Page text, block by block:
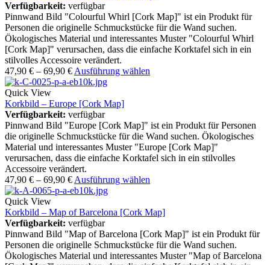
Verfügbarkeit: verfügbar
Pinnwand Bild "Colourful Whirl [Cork Map]" ist ein Produkt für
Personen die originelle Schmuckstücke für die Wand suchen.
Ökologisches Material und interessantes Muster "Colourful Whirl
[Cork Map]" verursachen, dass die einfache Korktafel sich in ein
stilvolles Accessoire verändert.
47,90 € – 69,90 € Ausführung wählen
Quick View
Korkbild – Europe [Cork Map]
Verfügbarkeit: verfügbar
Pinnwand Bild "Europe [Cork Map]" ist ein Produkt für Personen
die originelle Schmuckstücke für die Wand suchen. Ökologisches
Material und interessantes Muster "Europe [Cork Map]"
verursachen, dass die einfache Korktafel sich in ein stilvolles
Accessoire verändert.
47,90 € – 69,90 € Ausführung wählen
Quick View
Korkbild – Map of Barcelona [Cork Map]
Verfügbarkeit: verfügbar
Pinnwand Bild "Map of Barcelona [Cork Map]" ist ein Produkt für
Personen die originelle Schmuckstücke für die Wand suchen.
Ökologisches Material und interessantes Muster "Map of Barcelona